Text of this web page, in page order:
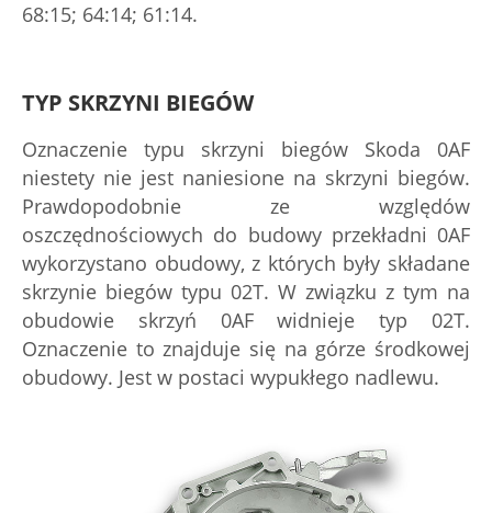
68:15; 64:14; 61:14.
TYP SKRZYNI BIEGÓW
Oznaczenie typu skrzyni biegów Skoda 0AF
niestety nie jest naniesione na skrzyni biegów.
Prawdopodobnie ze względów
oszczędnościowych do budowy przekładni 0AF
wykorzystano obudowy, z których były składane
skrzynie biegów typu 02T. W związku z tym na
obudowie skrzyń 0AF widnieje typ 02T.
Oznaczenie to znajduje się na górze środkowej
obudowy. Jest w postaci wypukłego nadlewu.